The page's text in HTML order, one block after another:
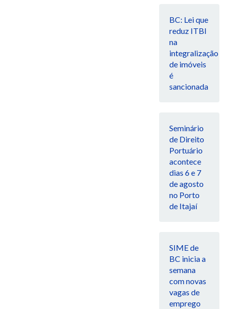
BC: Lei que
reduz ITBI
na
integralização
de imóveis
é
sancionada
Seminário
de Direito
Portuário
acontece
dias 6 e 7
de agosto
no Porto
de Itajaí
SIME de
BC inicia a
semana
com novas
vagas de
emprego